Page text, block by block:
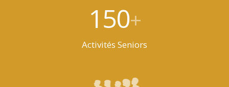
150+
Activités Seniors